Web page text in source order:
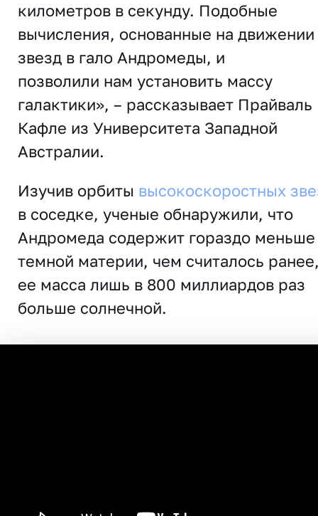
километров в секунду. Подобные
вычисления, основанные на движении
звезд в гало Андромеды, и
позволили нам установить массу
галактики», – рассказывает Прайваль
Кафле из Университета Западной
Австралии.
Изучив орбиты высокоскоростных
в соседке, ученые обнаружили, что
Андромеда содержит гораздо меньше
темной материи, чем считалось
ее масса лишь в 800 миллиардов раз
больше солнечной.